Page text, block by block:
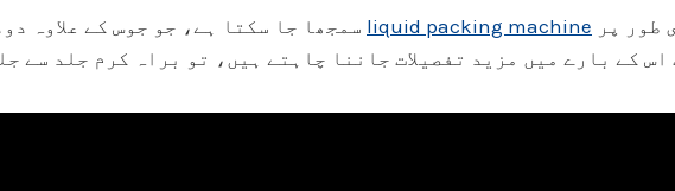
طور پر liquid packing machine سمجھا جا سکتا ہے، جو جوس کے علاوہ
کے بارے میں مزید تفصیلات جاننا چاہتے ہیں، تو براہ کرم جلد سے